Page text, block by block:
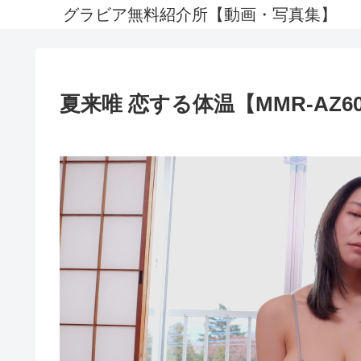
グラビア無料紹介所【動画・写真集】
夏来唯 恋する体温【MMR-